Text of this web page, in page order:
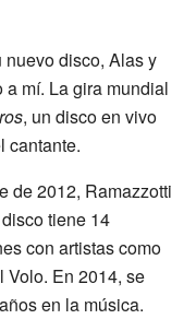
nuevo disco, Alas y
mí. La gira mundial
, un disco en vivo
cantante.
de 2012, Ramazzotti
tiene 14
con artistas como
Volo. En 2014, se
en la música.